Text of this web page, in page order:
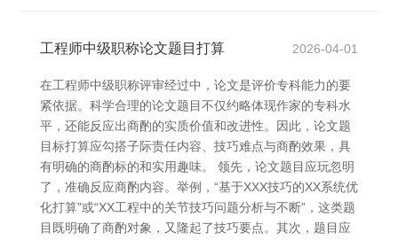
工程师中级职称论文题目打算 2026-04-01
在工程师中级职称评审经过中，论文是评价专科能力的要
紧依据。科学合理的论文题目不仅约略体现作家的专科水
平，还能反应出商酌的实质价值和改进性。因此，论文题
目标打算应勾搭子际责任内容、技巧难点与商酌效果，具
有明确的商酌标的和实用趣味。 领先，论文题目应玩忽明
了，准确反应商酌内容。举例，“基于XXX技巧的XX系统优
化打算”或“XX工程中的关节技巧问题分析与不断”，这类题
目既明确了商酌对象，又隆起了技巧要点。其次，题目应